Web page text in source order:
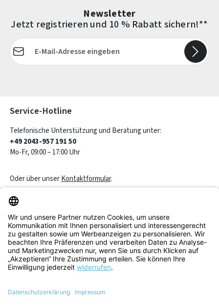
Newsletter
Jetzt registrieren und 10 % Rabatt sichern!**
E-Mail-Adresse*
Service-Hotline
Telefonische Unterstützung und Beratung unter:
+49 2043-957 191 50
Mo-Fr, 09:00 – 17:00 Uhr
Oder über unserKontaktformular.
Service & Beratung
Informationen